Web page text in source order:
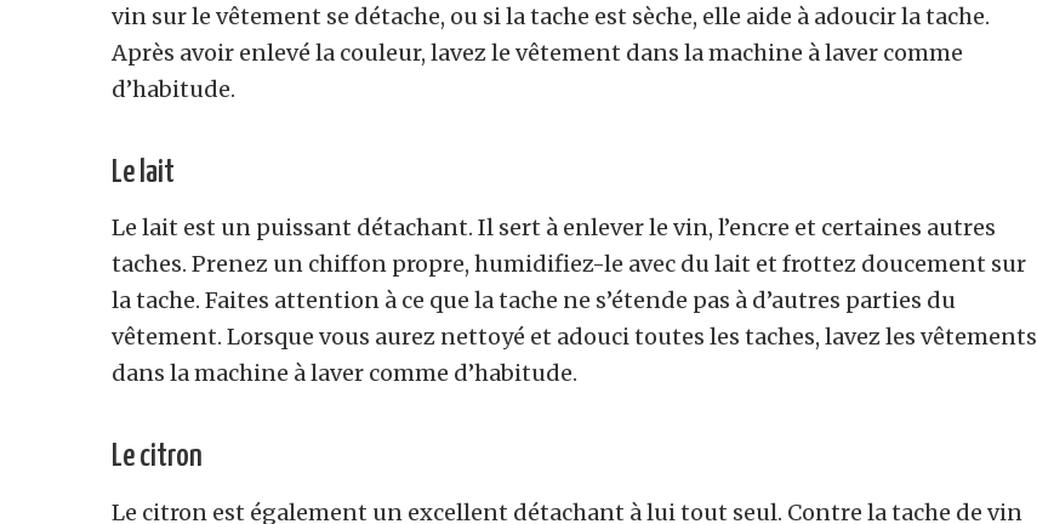
vin sur le vêtement se détache, ou si la tache est sèche, elle aide à adoucir la tache.
Après avoir enlevé la couleur, lavez le vêtement dans la machine à laver comme
d’habitude.
Le lait
Le lait est un puissant détachant. Il sert à enlever le vin, l’encre et certaines autres
taches. Prenez un chiffon propre, humidifiez-le avec du lait et frottez doucement sur
la tache. Faites attention à ce que la tache ne s’étende pas à d’autres parties du
vêtement. Lorsque vous aurez nettoyé et adouci toutes les taches, lavez les vêtements
dans la machine à laver comme d’habitude.
Le citron
Le citron est également un excellent détachant à lui tout seul. Contre la tache de vin